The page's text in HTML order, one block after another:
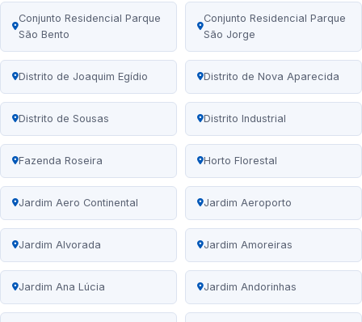
Conjunto Residencial Parque
São Bento
Conjunto Residencial Parque
São Jorge
Distrito de Joaquim Egídio Distrito de Nova Aparecida
Distrito de Sousas Distrito Industrial
Fazenda Roseira Horto Florestal
Jardim Aero Continental Jardim Aeroporto
Jardim Alvorada Jardim Amoreiras
Jardim Ana Lúcia Jardim Andorinhas